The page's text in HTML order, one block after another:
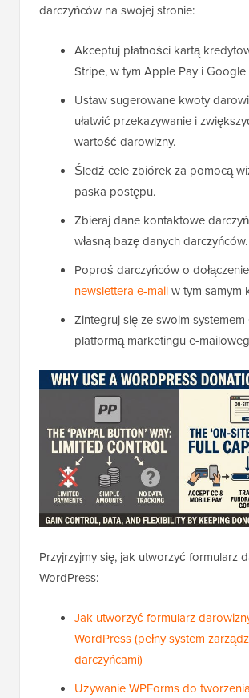
darczyńców na swojej stronie:
Akceptuj płatności kartą
Stripe, w tym Apple Pay i Google
Ustaw sugerowane kwoty
ułatwić przekazywanie i
wartość darowizny.
Śledź cele zbiórek za pomocą
paska postępu.
Zbieraj dane kontaktowe
własną bazę danych darczyńców.
Poproś darczyńców o
newslettera e-mailw tym samym
Zintegruj się ze swoim systemem
platformą marketingu e-
Przyjrzyjmy się, jak utworzyć formularz
WordPress:
Jak utworzyć formularz
WordPress (pełny system
darczyńcami)
Używanie WPForms do